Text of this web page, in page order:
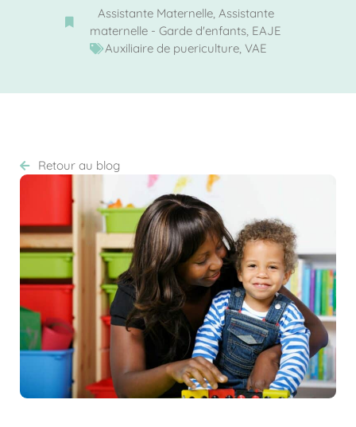
Assistante Maternelle, Assistante
maternelle - Garde d'enfants, EAJE
Auxiliaire de puericulture, VAE
Retour au blog